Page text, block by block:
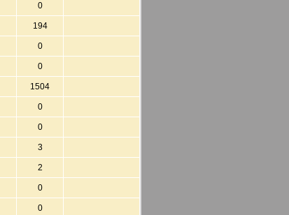
0
194
0
0
1504
0
0
3
2
0
0